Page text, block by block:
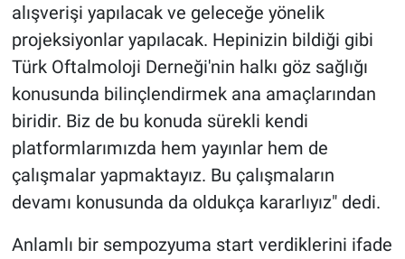
alışverişi yapılacak ve geleceğe yönelik
projeksiyonlar yapılacak. Hepinizin bildiği gibi
Türk Oftalmoloji Derneği'nin halkı göz sağlığı
konusunda bilinçlendirmek ana amaçlarından
biridir. Biz de bu konuda sürekli kendi
platformlarımızda hem yayınlar hem de
çalışmalar yapmaktayız. Bu çalışmaların
devamı konusunda da oldukça kararlıyız" dedi.
Anlamlı bir sempozyuma start verdiklerini ifade